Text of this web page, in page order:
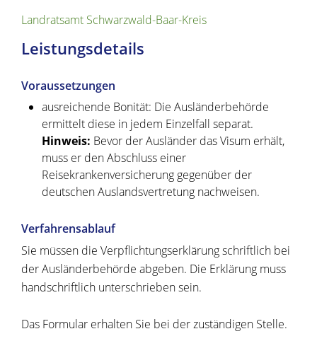
Landratsamt Schwarzwald-Baar-Kreis
Leistungsdetails
Voraussetzungen
ausreichende Bonität: Die Ausländerbehörde
ermittelt diese in jedem Einzelfall separat.
Hinweis: Bevor der Ausländer das Visum erhält,
muss er den Abschluss einer
Reisekrankenversicherung gegenüber der
deutschen Auslandsvertretung nachweisen.
Verfahrensablauf
Sie müssen die Verpflichtungserklärung schriftlich bei
der Ausländerbehörde abgeben. Die Erklärung muss
handschriftlich unterschrieben sein.
Das Formular erhalten Sie bei der zuständigen Stelle.